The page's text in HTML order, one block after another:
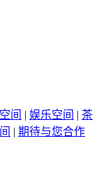
间 | 娱乐空间 | 茶
| 期待与您合作